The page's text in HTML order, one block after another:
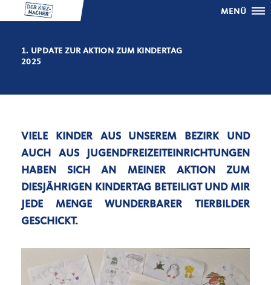
MENÜ
1. UPDATE ZUR AKTION ZUM KINDERTAG
2025
VIELE KINDER AUS UNSEREM BEZIRK UND
AUCH AUS JUGENDFREIZEITEINRICHTUNGEN
HABEN SICH AN MEINER AKTION ZUM
DIESJÄHRIGEN KINDERTAG BETEILIGT UND MIR
JEDE MENGE WUNDERBARER TIERBILDER
GESCHICKT.